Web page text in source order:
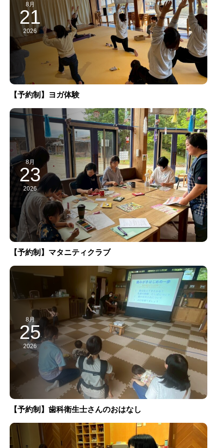
8月
21
2026
【予約制】ヨガ体験
8月
23
2026
【予約制】マタニティクラブ
8月
25
2026
【予約制】歯科衛生士さんのおはなし